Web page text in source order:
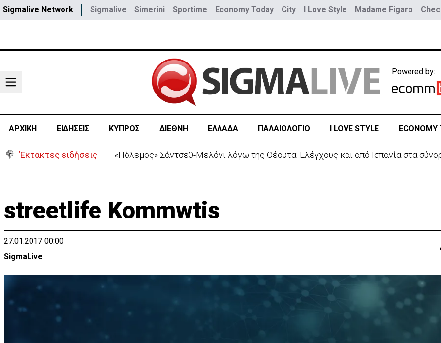
Sigmalive Network Sigmalive Simerini Sportime Economy Today City I Love Style Madame Figaro
Powered by:
ΑΡΧΙΚΗ ΕΙΔΗΣΕΙΣ ΚΥΠΡΟΣ ΔΙΕΘΝΗ ΕΛΛΑΔΑ ΠΑΛΑΙΟΛΟΓΙΟ I LOVE STYLE ECONOMY
Έκτακτες ειδήσεις «Πόλεμος» Σάντσεθ-Μελόνι λόγω της Θέουτα: Ελέγχους και από Ισπανία στα
streetlife Kommwtis
27.01.2017 00:00
SigmaLive